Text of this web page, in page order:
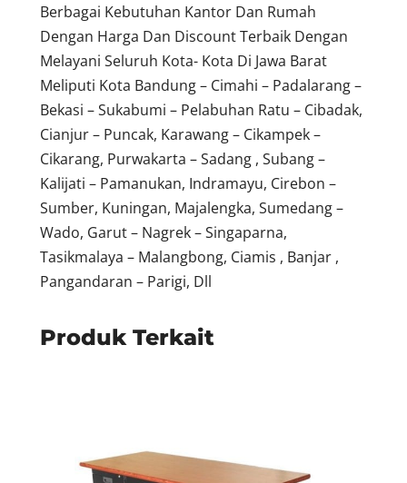
Berbagai Kebutuhan Kantor Dan Rumah
Dengan Harga Dan Discount Terbaik Dengan
Melayani Seluruh Kota- Kota Di Jawa Barat
Meliputi Kota Bandung – Cimahi – Padalarang –
Bekasi – Sukabumi – Pelabuhan Ratu – Cibadak,
Cianjur – Puncak, Karawang – Cikampek –
Cikarang, Purwakarta – Sadang , Subang –
Kalijati – Pamanukan, Indramayu, Cirebon –
Sumber, Kuningan, Majalengka, Sumedang –
Wado, Garut – Nagrek – Singaparna,
Tasikmalaya – Malangbong, Ciamis , Banjar ,
Pangandaran – Parigi, Dll
Produk Terkait